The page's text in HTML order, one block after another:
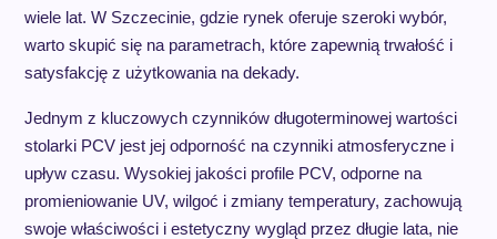
wiele lat. W Szczecinie, gdzie rynek oferuje szeroki wybór,
warto skupić się na parametrach, które zapewnią trwałość i
satysfakcję z użytkowania na dekady.
Jednym z kluczowych czynników długoterminowej wartości
stolarki PCV jest jej odporność na czynniki atmosferyczne i
upływ czasu. Wysokiej jakości profile PCV, odporne na
promieniowanie UV, wilgoć i zmiany temperatury, zachowują
swoje właściwości i estetyczny wygląd przez długie lata, nie